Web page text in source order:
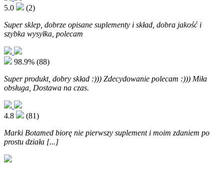
5.0
(2)
Super sklep, dobrze opisane suplementy i skład, dobra jakość i
szybka wysyłka, polecam
98.9% (88)
Super produkt, dobry skład :))) Zdecydowanie polecam :))) Miła
obsługa, Dostawa na czas.
4.8
(81)
Marki Botamed biorę nie pierwszy suplement i moim zdaniem po
prostu działa [...]